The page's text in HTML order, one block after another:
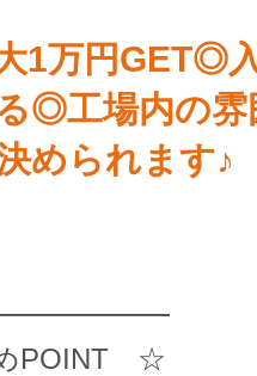
1万円GET◎
◎工場内の雰
められます♪
POINT ☆